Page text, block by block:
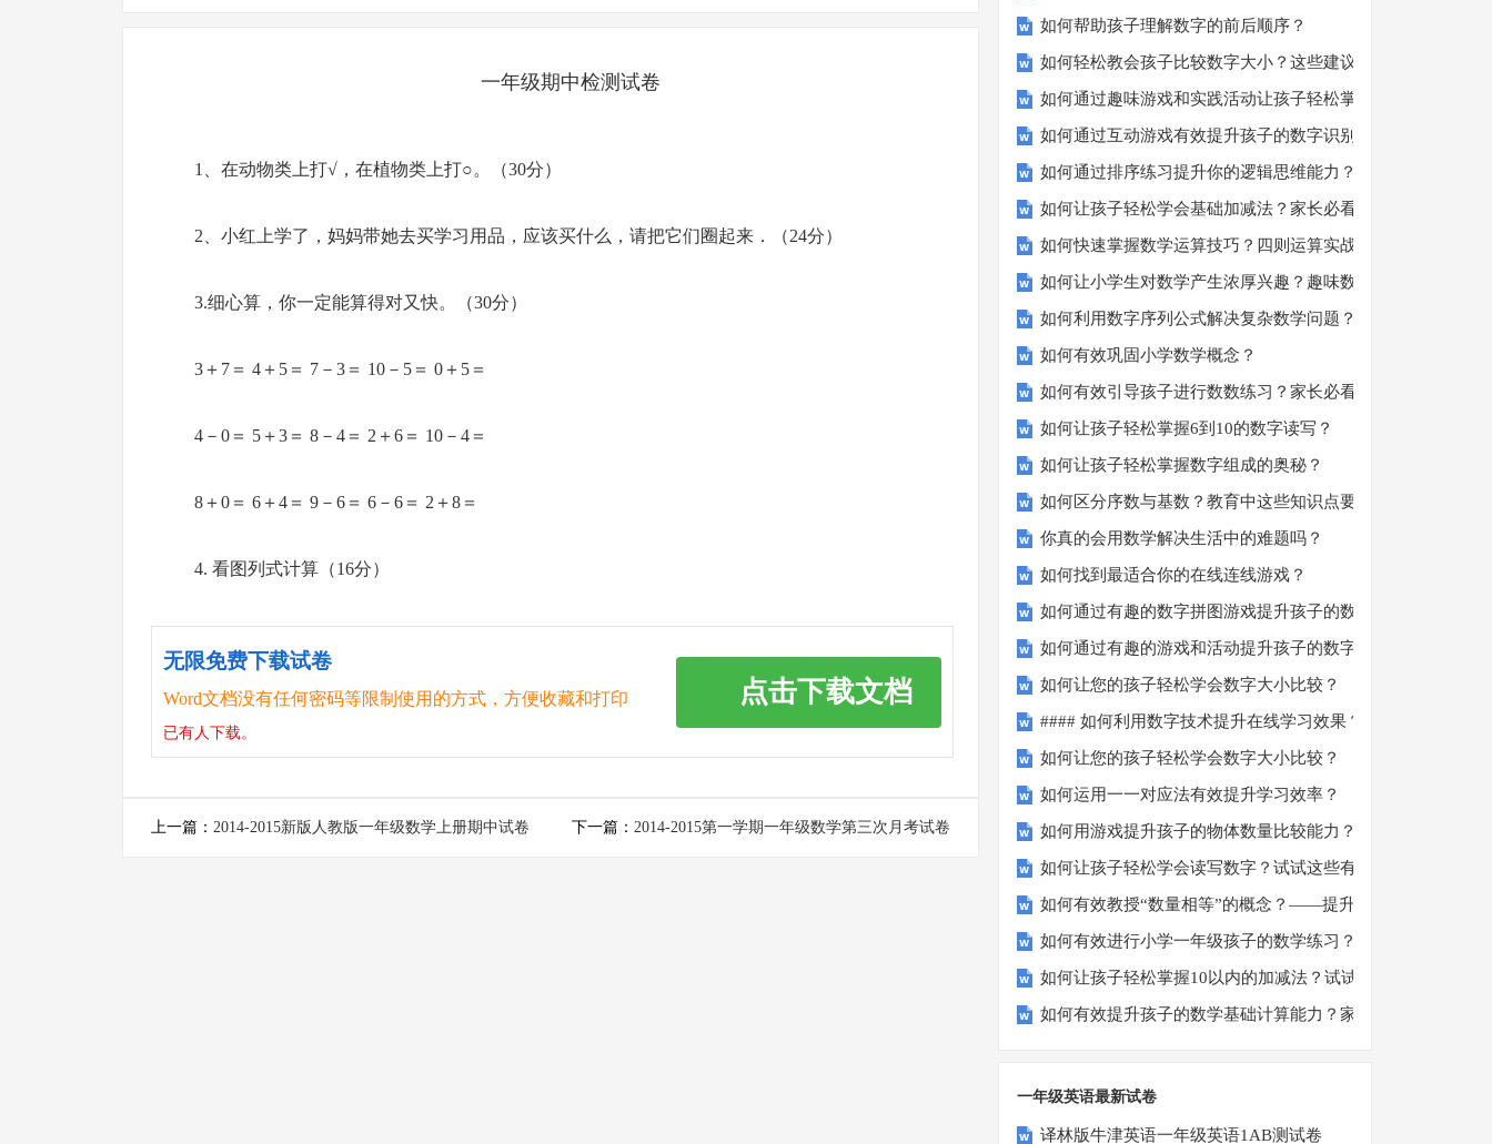
一年级期中检测试卷
1、在动物类上打√，在植物类上打○。（30分）
2、小红上学了，妈妈带她去买学习用品，应该买什么，请把它们圈起来．（24分）
3.细心算，你一定能算得对又快。（30分）
3＋7＝ 4＋5＝ 7－3＝ 10－5＝ 0＋5＝
4－0＝ 5＋3＝ 8－4＝ 2＋6＝ 10－4＝
8＋0＝ 6＋4＝ 9－6＝ 6－6＝ 2＋8＝
4. 看图列式计算（16分）
无限免费下载试卷
Word文档没有任何密码等限制使用的方式，方便收藏和打印
已有人下载。
点击下载文档
上一篇： 2014-2015新版人教版一年级数学上册期中试卷 下一篇： 2014-2015第一学期一年级数学第三次月考试卷
如何帮助孩子理解数字的前后顺序？
如何轻松教会孩子比较数字大小？这些建议或许有帮助！
如何通过趣味游戏和实践活动让孩子轻松掌握数字顺序？
如何通过互动游戏有效提升孩子的数字识别能力？
如何通过排序练习提升你的逻辑思维能力？
如何让孩子轻松学会基础加减法？家长必看的实用技巧！
如何快速掌握数学运算技巧？四则运算实战指南
如何让小学生对数学产生浓厚兴趣？趣味数学活动大揭秘！
如何利用数字序列公式解决复杂数学问题？
如何有效巩固小学数学概念？
如何有效引导孩子进行数数练习？家长必看的五大技巧
如何让孩子轻松掌握6到10的数字读写？
如何让孩子轻松掌握数字组成的奥秘？
如何区分序数与基数？教育中这些知识点要知道！
你真的会用数学解决生活中的难题吗？
如何找到最适合你的在线连线游戏？
如何通过有趣的数字拼图游戏提升孩子的数学能力？
如何通过有趣的游戏和活动提升孩子的数字顺序技能？
如何让您的孩子轻松学会数字大小比较？
#### 如何利用数字技术提升在线学习效果？
如何让您的孩子轻松学会数字大小比较？
如何运用一一对应法有效提升学习效率？
如何用游戏提升孩子的物体数量比较能力？
如何让孩子轻松学会读写数字？试试这些有趣的方法！
如何有效教授“数量相等”的概念？——提升孩子的数学思维
如何有效进行小学一年级孩子的数学练习？
如何让孩子轻松掌握10以内的加减法？试试这些有趣的方法！
如何有效提升孩子的数学基础计算能力？家长必看！
一年级英语最新试卷
译林版牛津英语一年级英语1AB测试卷